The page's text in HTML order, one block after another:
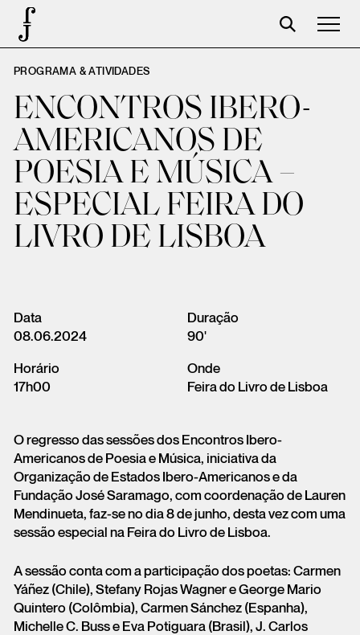
José Saramago
Programación
La Fundación
Aparceros
Centenario
Tienda
Acceso
PROGRAMA & ATIVIDADES
ENCONTROS IBERO-
AMERICANOS DE
POESIA E MÚSICA –
ESPECIAL FEIRA DO
LIVRO DE LISBOA
Data
08.06.2024
Horário
17h00
Duração
90'
Onde
Feira do Livro de Lisboa
O regresso das sessões dos Encontros Ibero-
Americanos de Poesia e Música, iniciativa da
Organização de Estados Ibero-Americanos e da
Fundação José Saramago, com coordenação de Lauren
Mendinueta, faz-se no dia 8 de junho, desta vez com uma
sessão especial na Feira do Livro de Lisboa.
A sessão conta com a participação dos poetas: Carmen
Yáñez (Chile), Stefany Rojas Wagner e George Mario
Quintero (Colômbia), Carmen Sánchez (Espanha),
Michelle C. Buss e Eva Potiguara (Brasil), J. Carlos